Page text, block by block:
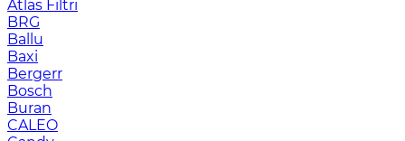
Atlas Filtri
BRG
Ballu
Baxi
Bergerr
Bosch
Buran
CALEO